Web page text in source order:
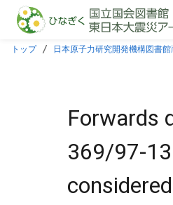
本文に飛ぶ
トップ 日本原子力研究開発機構図書館
Forwards
369/97-